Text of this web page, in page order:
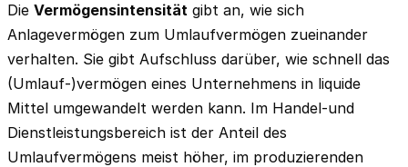
Die Vermögensintensität gibt an, wie sich
Anlagevermögen zum Umlaufvermögen zueinander
verhalten. Sie gibt Aufschluss darüber, wie schnell das
(Umlauf-)vermögen eines Unternehmens in liquide
Mittel umgewandelt werden kann. Im Handel-und
Dienstleistungsbereich ist der Anteil des
Umlaufvermögens meist höher, im produzierenden